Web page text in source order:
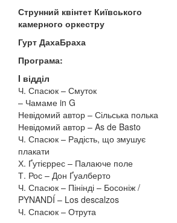
Струнний квінтет Київського
камерного оркестру
Гурт ДахаБраха
Програма:
I відділ
Ч. Спасюк – Смуток
– Чамаме in G
Невідомий автор – Сільська полька
Невідомий автор – As de Basto
Ч. Спасюк – Радість, що змушує
плакати
Х. Ґутієррес – Палаюче поле
Т. Рос – Дон Ґуалберто
Ч. Спасюк – Пінінді – Босоніж /
PYNANDÍ – Los descalzos
Ч. Спасюк – Отрута